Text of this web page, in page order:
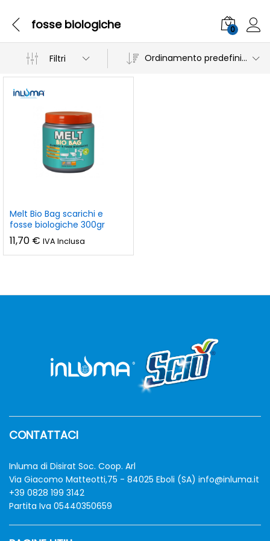
fosse biologiche 0
Filtri Ordinamento predefinito
Melt Bio Bag scarichi e
fosse biologiche 300gr
11,70 € IVA Inclusa
CONTATTACI
Inluma di Disirat Soc. Coop. Arl
Via Giacomo Matteotti,75 - 84025 Eboli (SA) info@inluma.it
+39 0828 199 3142
Partita Iva 05440350659